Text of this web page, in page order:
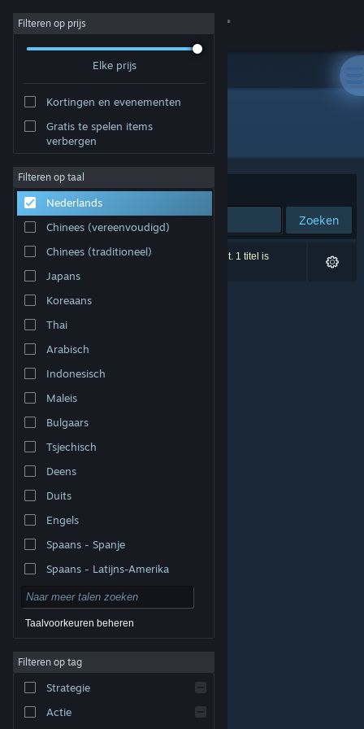
Inloggen
Community
Over
Ondersteuning
Taal wijzigen
Download de mobiele Steam-app
Desktopwebsite weergeven
© Valve Corporation. Alle rechten voorbehouden. Alle
handelsmerken zijn eigendom van hun respectieve
Privacybeleid|Juridische informatie
Toegankelijkheid
|
Terugbetalingen
Filteren op prijs
Elke prijs
Kortingen en evenementen
Gratis te spelen items
verbergen
Filteren op taal
Nederlands
Chinees (vereenvoudigd)
Chinees (traditioneel)
Japans
Koreaans
Thai
Arabisch
Indonesisch
Maleis
Bulgaars
Tsjechisch
Deens
Duits
Engels
Spaans - Spanje
Spaans - Latijns-Amerika
Taalvoorkeuren beheren
Filteren op tag
Strategie
Actie
Uitgever: Waves
Sorteren op Relevantie
Zoeken
0 resultaten komen overeen met je zoekopdracht. 1 titel is
uitgesloten op basis van je voorkeuren.